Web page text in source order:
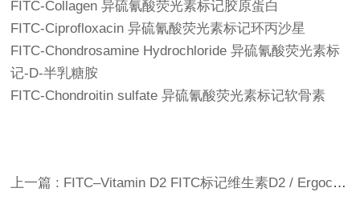
FITC-Collagen 异硫氰酸荧光素标记胶原蛋白
FITC-Ciprofloxacin 异硫氰酸荧光素标记环丙沙星
FITC-Chondrosamine Hydrochloride 异硫氰酸荧光素标
记-D-半乳糖胺
FITC-Chondroitin sulfate 异硫氰酸荧光素标记软骨素
上一篇 : FITC–Vitamin D2 FITC标记维生素D2 / Ergocalciferol